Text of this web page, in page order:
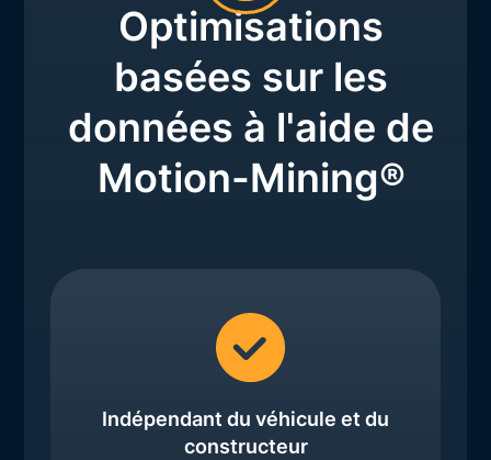
Optimisations
basées sur les
données à l'aide de
Motion-Mining®
Indépendant du véhicule et du
constructeur